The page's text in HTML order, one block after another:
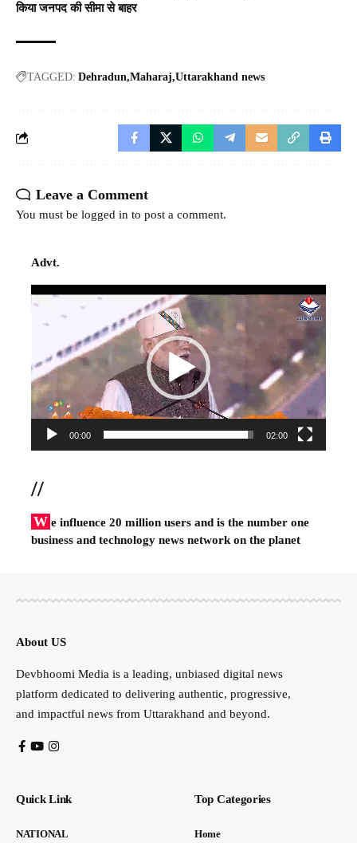
किया जनपद की सीमा से बाहर
TAGGED: Dehradun Maharaj Uttarakhand news
Leave a Comment
You must be logged in to post a comment.
Advt.
Video
00:00 02:00
//
W e influence 20 million users and is the number one
business and technology news network on the planet
About US
Devbhoomi Media is a leading, unbiased digital news
platform dedicated to delivering authentic, progressive,
and impactful news from Uttarakhand and beyond.
Quick Link
NATIONAL
Top Categories
Home